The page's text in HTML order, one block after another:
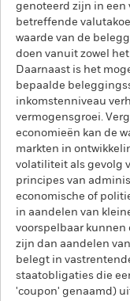
genoteerd zijn in een
betreffende
waarde van de
doen vanuit zowel
Daarnaast is het
bepaalde
inkomstenniveau
vermogensgroei.
economieën kan de
markten in
volatiliteit als gevolg
principes van
economische of
in aandelen van
voorspelbaar
zijn dan aandelen
belegt in
staatobligaties die
'coupon' genaamd)